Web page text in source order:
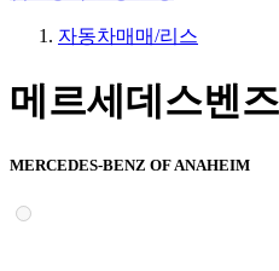
자동차매매/리스
메르세데스벤
MERCEDES-BENZ OF ANAHEIM